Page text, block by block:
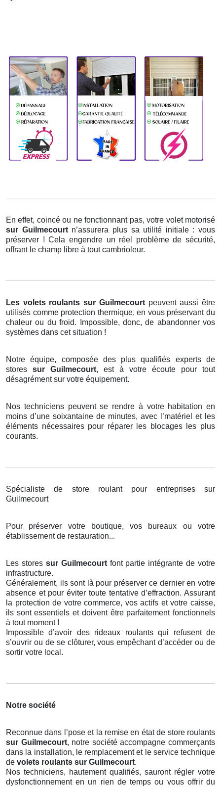
En effet, coincé ou ne fonctionnant pas, votre volet motorisé
sur Guilmecourt n’assurera plus sa utilité initiale : vous
préserver ! Cela engendre un réel problème de sécurité,
offrant le champ libre à tout cambrioleur.
Les volets roulants sur Guilmecourt peuvent aussi être
utilisés comme protection thermique, en vous préservant du
chaleur ou du froid. Impossible, donc, de abandonner vos
systèmes dans cet situation !
Notre équipe, composée des plus qualifiés experts de
stores sur Guilmecourt, est à votre écoute pour tout
désagrément sur votre équipement.
Nos techniciens peuvent se rendre à votre habitation en
moins d’une soixantaine de minutes, avec l’matériel et les
éléments nécessaires pour réparer les blocages les plus
courants.
Spécialiste de store roulant pour entreprises sur
Guilmecourt
Pour préserver votre boutique, vos bureaux ou votre
établissement de restauration...
Les stores sur Guilmecourt font partie intégrante de votre
infrastructure.
Généralement, ils sont là pour préserver ce dernier en votre
absence et pour éviter toute tentative d’effraction. Assurant
la protection de votre commerce, vos actifs et votre caisse,
ils sont essentiels et doivent être parfaitement fonctionnels
à tout moment !
Impossible d’avoir des rideaux roulants qui refusent de
s’ouvrir ou de se clôturer, vous empêchant d’accéder ou de
sortir votre local.
Notre société
Reconnue dans l’pose et la remise en état de store roulants
sur Guilmecourt, notre société accompagne commerçants
dans la installation, le remplacement et le service technique
de volets roulants sur Guilmecourt.
Nos techniciens, hautement qualifiés, sauront régler votre
dysfonctionnement en un rien de temps ou vous offrir du